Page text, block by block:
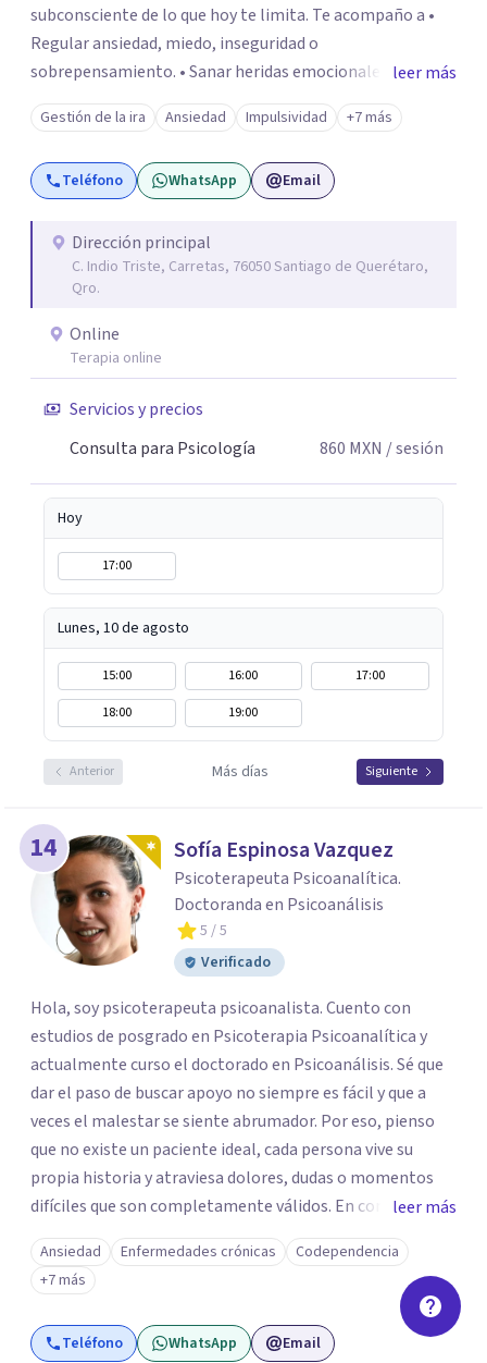
subconsciente de lo que hoy te limita. Te acompaño a •
Regular ansiedad, miedo, inseguridad o
sobrepensamiento. • Sanar heridas emocionales y
fortalecer tu autoestima. . Comprender por qué repites
ciertos patrones o emociones. Puedes superar lo que te
preocupa y lograr tus objetivos más pronto de lo que
imaginas. Contáctame por Wahtsapp. Puedo ayudarte.
leer más
Gestión de la ira Ansiedad Impulsividad +7 más
Teléfono WhatsApp Email
Dirección principal
C. Indio Triste, Carretas, 76050 Santiago de Querétaro,
Qro.
Online
Terapia online
Servicios y precios
Consulta para Psicología
860 MXN / sesión
Hoy
17:00
Lunes, 10 de agosto
15:00 16:00
17:00
18:00
19:00
Anterior Más días Siguiente
14 Sofía Espinosa Vazquez
Psicoterapeuta Psicoanalítica.
Doctoranda en Psicoanálisis
5 / 5
Verificado
Hola, soy psicoterapeuta psicoanalista. Cuento con
estudios de posgrado en Psicoterapia Psicoanalítica y
actualmente curso el doctorado en Psicoanálisis. Sé que
dar el paso de buscar apoyo no siempre es fácil y que a
veces el malestar se siente abrumador. Por eso, pienso
que no existe un paciente ideal, cada persona vive su
propia historia y atraviesa dolores, dudas o momentos
difíciles que son completamente válidos. En consulta, mi
intención es ofrecerte un espacio humano y seguro, en el
que sientas la confianza para expresarte y sentir. Nos
daremos el tiempo de ir recorriendo tu historia de vida,
identificando con calma de dónde viene aquello que hoy
pesa haciendo consciente el origen, tus emociones y
leer más
Ansiedad Enfermedades crónicas
Codependencia
+7 más
Teléfono WhatsApp Email